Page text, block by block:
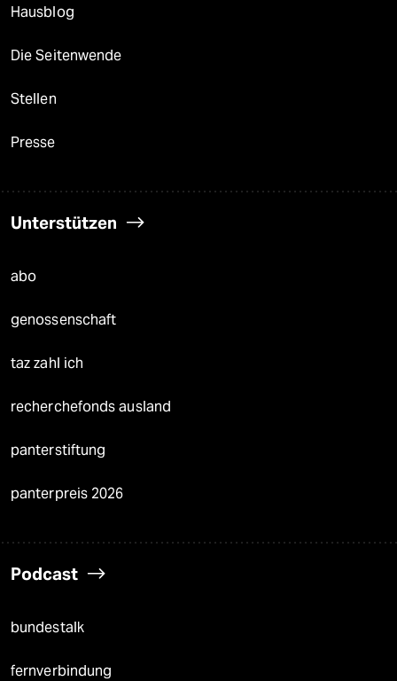
Hausblog
Die Seitenwende
Stellen
Presse
Unterstützen
abo
genossenschaft
taz zahl ich
recherchefonds ausland
panterstiftung
panterpreis 2026
Podcast
bundestalk
fernverbindung